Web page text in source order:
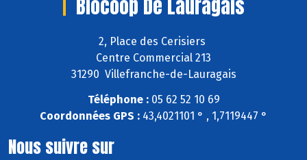
Biocoop De Lauragais
2, Place des Cerisiers
Centre Commercial 213
31290 Villefranche-de-Lauragais
Téléphone :05 62 52 10 69
Coordonnées GPS : 43,4021101 ° , 1,7119447 °
Nous suivre sur